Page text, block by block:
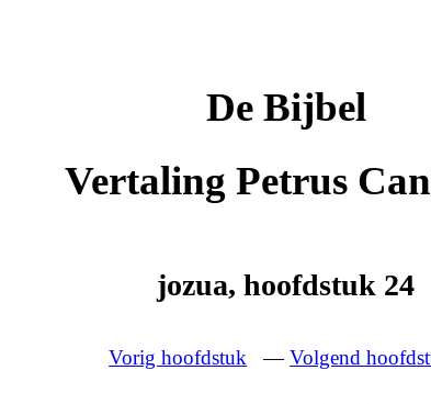
De Bijbel
Vertaling Petrus
jozua, hoofdstuk 24
Vorig hoofdstuk —Volgend